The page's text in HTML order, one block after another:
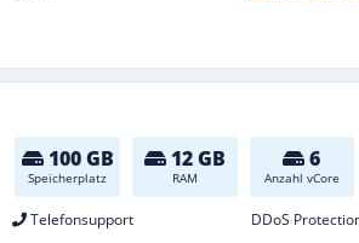
100 GB
Speicherplatz
12 GB
RAM
6
Anzahl vCore
Telefonsupport
DDoS